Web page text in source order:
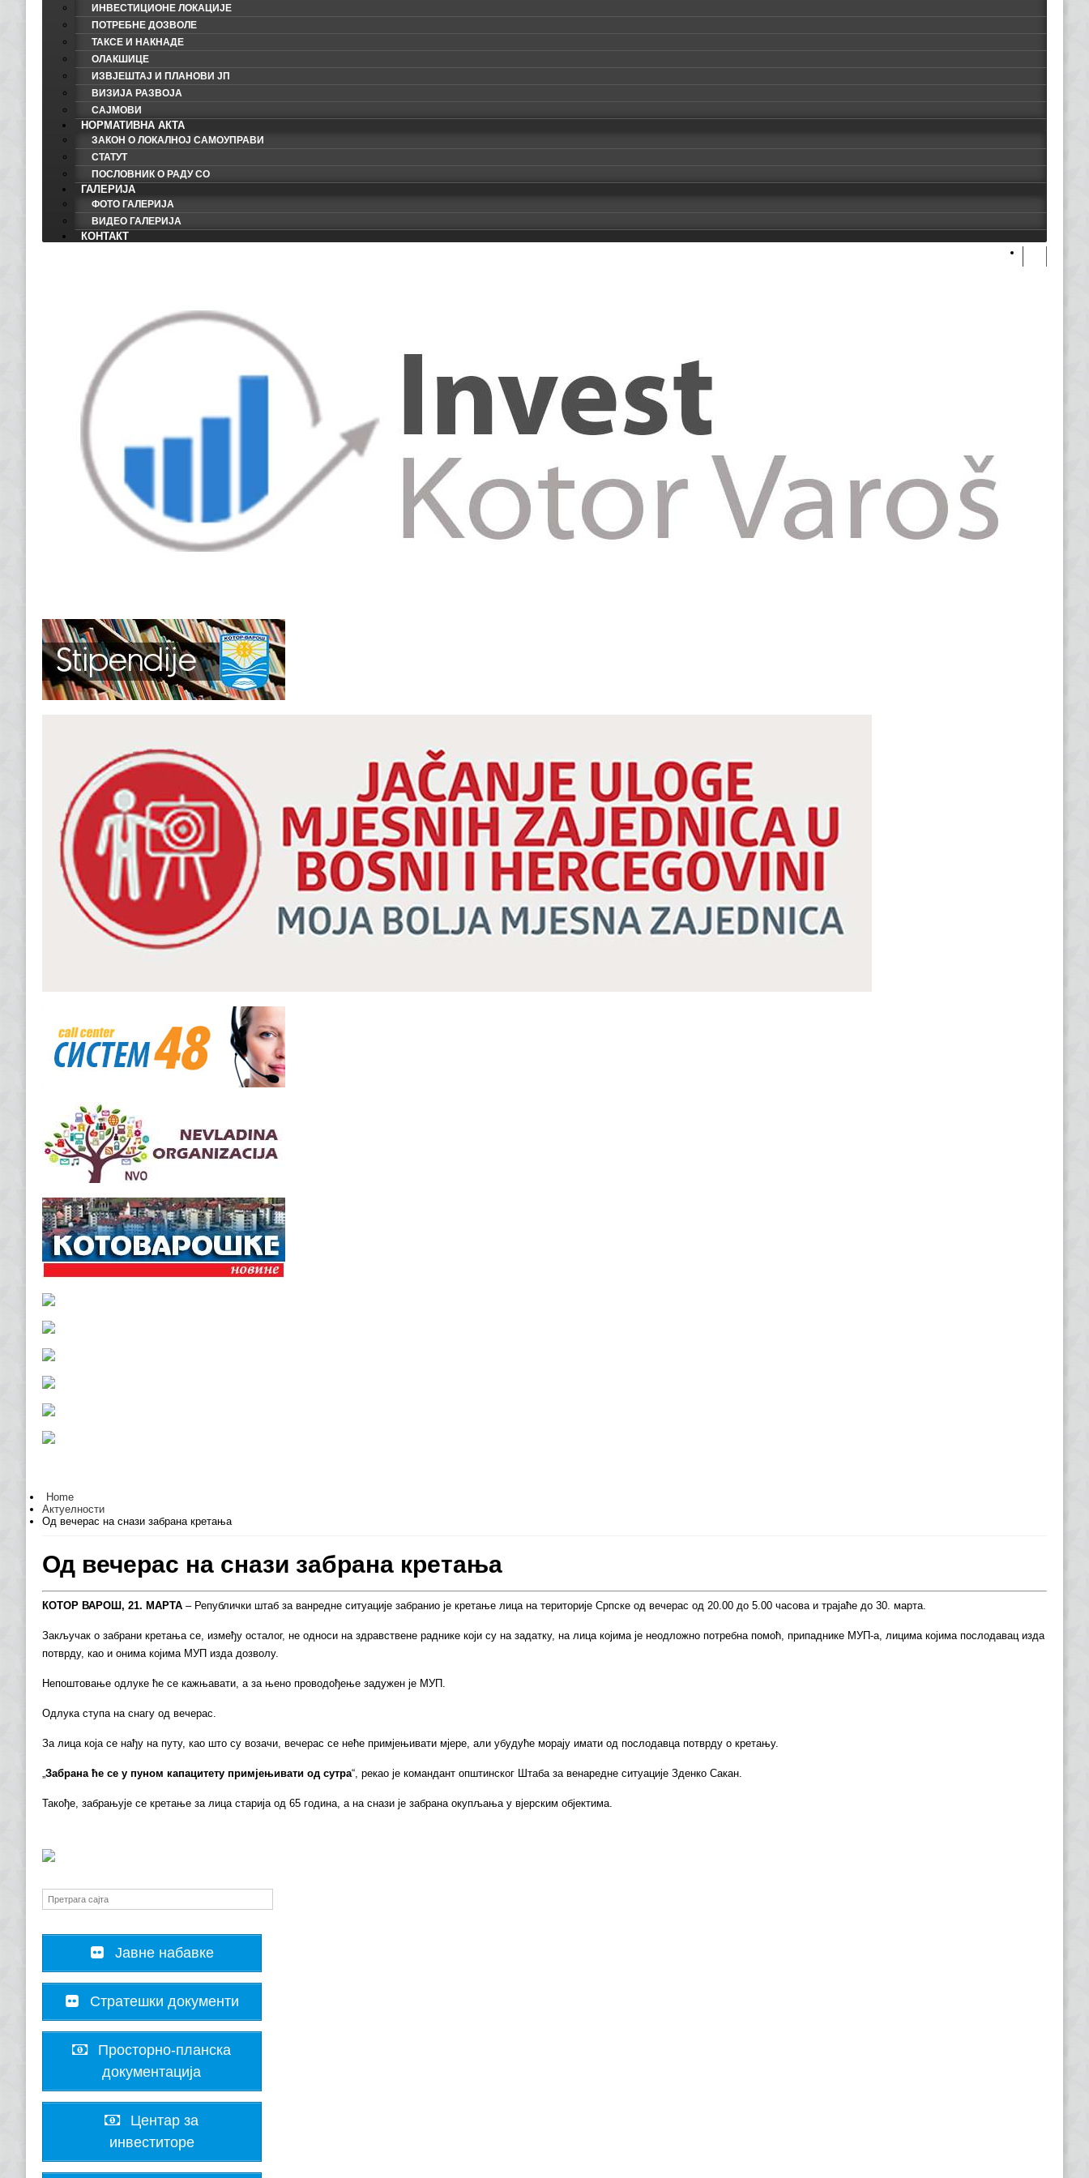
ИНВЕСТИЦИОНЕ ЛОКАЦИЈЕ
ПОТРЕБНЕ ДОЗВОЛЕ
ТАКСЕ И НАКНАДЕ
ОЛАКШИЦЕ
ИЗВЈЕШТАЈ И ПЛАНОВИ ЈП
ВИЗИЈА РАЗВОЈА
САЈМОВИ
НОРМАТИВНА АКТА
ЗАКОН О ЛОКАЛНОЈ САМОУПРАВИ
СТАТУТ
ПОСЛОВНИК О РАДУ СО
ГАЛЕРИЈА
ФОТО ГАЛЕРИЈА
ВИДЕО ГАЛЕРИЈА
КОНТАКТ
Home
Актуелности
Од вечерас на снази забрана кретања
Од вечерас на снази забрана кретања
КОТОР ВАРОШ, 21. МАРТА – Републички штаб за ванредне ситуације забранио је кретање лица на територије Српске од вечерас од 20.00 до 5.00 часова и трајаће до 30. марта.
Закључак о забрани кретања се, између осталог, не односи на здравствене раднике који су на задатку, на лица којима је неодложно потребна помоћ, припаднике МУП-а, лицима којима послодавац изда
потврду, као и онима којима МУП изда дозволу.
Непоштовање одлуке ће се кажњавати, а за њено проводођење задужен је МУП.
Одлука ступа на снагу од вечерас.
За лица која се нађу на путу, као што су возачи, вечерас се неће примјењивати мјере, али убудуће морају имати од послодавца потврду о кретању.
„Забрана ће се у пуном капацитету примјењивати од сутра“, рекао је командант општинског Штаба за венаредне ситуације Зденко Сакан.
Такође, забрањује се кретање за лица старија од 65 година, а на снази је забрана окупљања у вјерским објектима.
Јавне набавке
Стратешки документи
Просторно-планска
документација
Центар за
инвеститоре